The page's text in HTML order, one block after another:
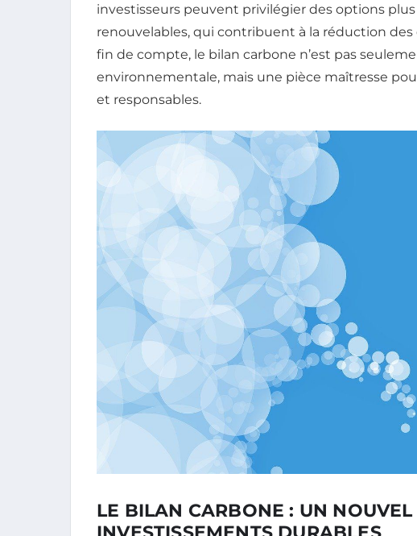
investisseurs peuvent privilégier des options
renouvelables, qui contribuent à la réduction des
fin de compte, le bilan carbone n’est pas
environnementale, mais une pièce maîtresse
et responsables.
LE BILAN CARBONE : UN